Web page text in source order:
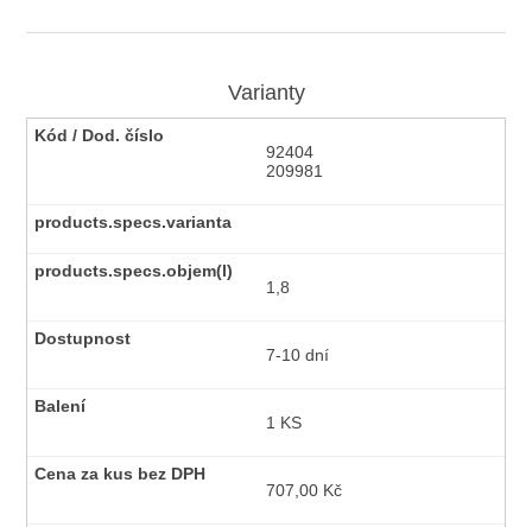
Varianty
92404
209981
1,8
7-10 dní
1 KS
707,00 Kč